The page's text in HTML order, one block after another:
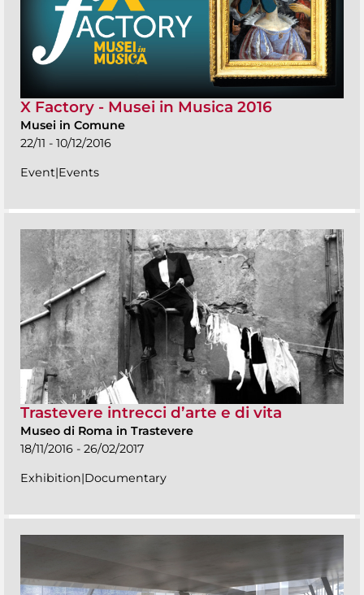
X Factory - Musei in Musica 2016
Musei in Comune
22/11 - 10/12/2016
Event|Events
Trastevere intrecci d’arte e di vita
Museo di Roma in Trastevere
18/11/2016 - 26/02/2017
Exhibition|Documentary